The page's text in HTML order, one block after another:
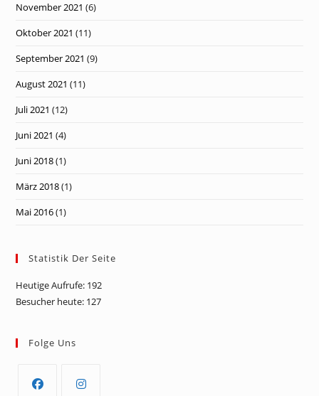
November 2021 (6)
Oktober 2021 (11)
September 2021 (9)
August 2021 (11)
Juli 2021 (12)
Juni 2021 (4)
Juni 2018(1)
März 2018(1)
Mai 2016(1)
Statistik Der Seite
Heutige Aufrufe: 192
Besucher heute: 127
Folge Uns